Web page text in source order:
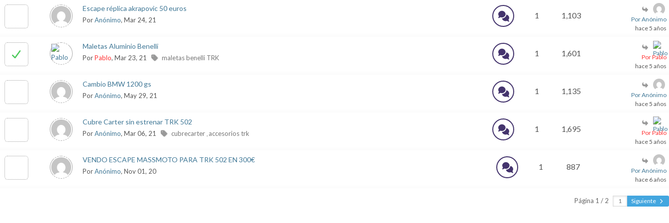
Escape réplica akrapovic 50 euros
PorAnónimo, Mar 24, 21 1 1,103
Por Anónimo
hace 5 años
Maletas Aluminio Benelli
PorPablo, Mar 23, 21 maletas benelli TRK 1 1,601
Por Pablo
hace 5 años
Cambio BMW 1200 gs
PorAnónimo, May 29, 21 1 1,135
Por Anónimo
hace 5 años
Cubre Carter sin estrenar TRK 502
PorAnónimo, Mar 06, 21 cubrecarter accesorios trk 1 1,695
Por Pablo
hace 5 años
VENDO ESCAPE MASSMOTO PARA TRK 502 EN 300€
PorAnónimo, Nov 01, 20 1 887
Por Anónimo
hace 6 años
Página 1 / 2 Siguiente